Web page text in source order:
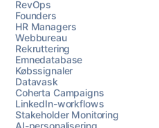
RevOps
Founders
HR Managers
Webbureau
Rekruttering
Emnedatabase
Købssignaler
Datavask
Coherta Campaigns
LinkedIn-workflows
Stakeholder Monitoring
AI-personalisering